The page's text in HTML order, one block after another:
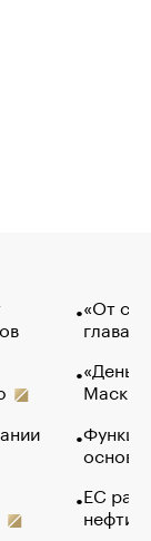
«От
глава
Маск в
основ
ЕС
нефти